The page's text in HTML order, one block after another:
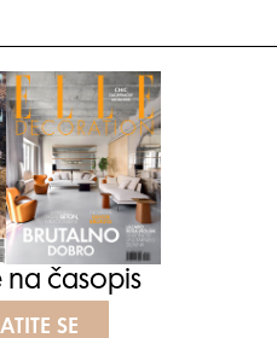
na časopis
SE